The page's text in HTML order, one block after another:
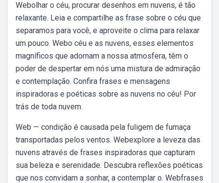
Webolhar o céu, procurar desenhos em nuvens, é tão
relaxante. Leia e compartilhe as frase sobre o céu que
separamos para você, e aproveite o clima para relaxar
um pouco. Webo céu e as nuvens, esses elementos
magníficos que adornam a nossa atmosfera, têm o
poder de despertar em nós uma mistura de admiração
e contemplação. Confira frases e mensagens
inspiradoras e poéticas sobre as nuvens no céu! Por
trás de toda nuvem.
Web — condição é causada pela fuligem de fumaça
transportadas pelos ventos. Webexplore a leveza das
nuvens através de frases inspiradoras que capturam
sua beleza e serenidade. Descubra reflexões poéticas
que nos convidam a sonhar, a contemplar o. Webfrases